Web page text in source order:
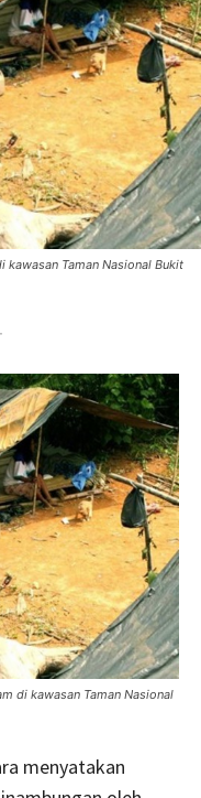
kawasan Taman Nasional Bukit
di kawasan Taman Nasional
menyatakan